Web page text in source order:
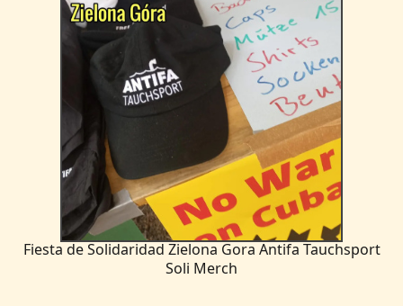
Fiesta de Solidaridad Zielona Gora Antifa Tauchsport
Soli Merch